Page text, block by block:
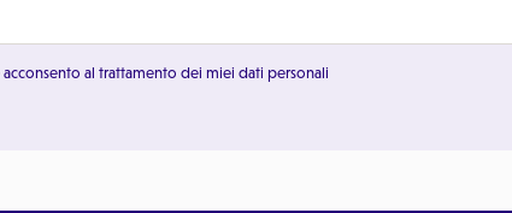
acconsento al trattamento dei miei dati personali